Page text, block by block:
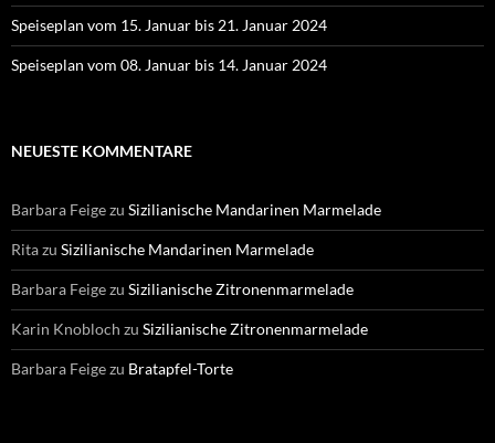
Speiseplan vom 15. Januar bis 21. Januar 2024
Speiseplan vom 08. Januar bis 14. Januar 2024
NEUESTE KOMMENTARE
Barbara Feigezu Sizilianische Mandarinen Marmelade
Ritazu Sizilianische Mandarinen Marmelade
Barbara Feigezu Sizilianische Zitronenmarmelade
Karin Knobloch zu Sizilianische Zitronenmarmelade
Barbara Feigezu Bratapfel-Torte